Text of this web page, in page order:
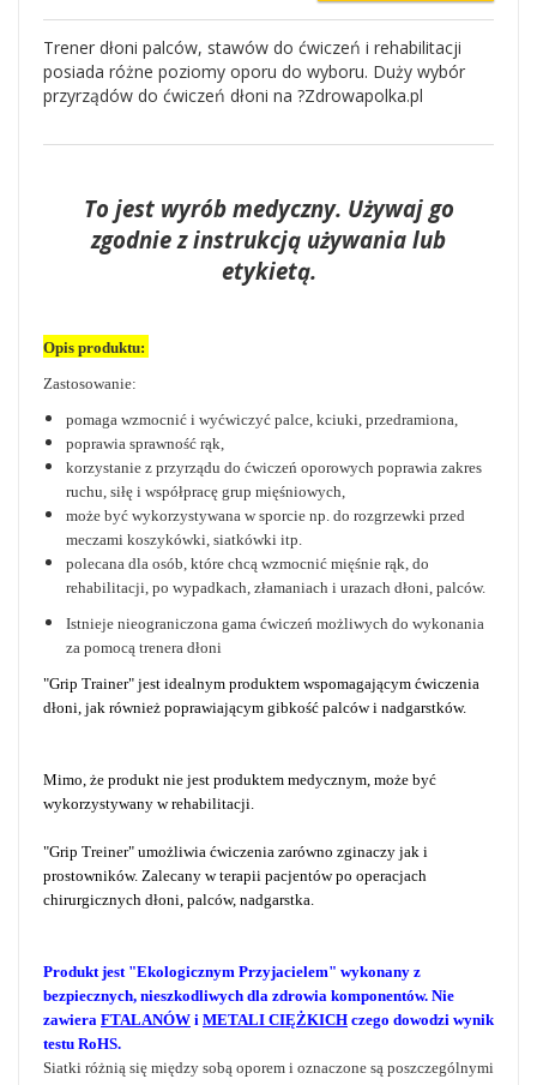
Trener dłoni palców, stawów do ćwiczeń i rehabilitacji
posiada różne poziomy oporu do wyboru. Duży wybór
przyrządów do ćwiczeń dłoni na ?Zdrowapolka.pl
To jest wyrób medyczny. Używaj go
zgodnie z instrukcją używania lub
etykietą.
Opis produktu:
Zastosowanie:
pomaga wzmocnić i wyćwiczyć palce, kciuki, przedramiona,
poprawia sprawność rąk,
korzystanie z przyrządu do ćwiczeń oporowych poprawia zakres
ruchu, siłę i współpracę grup mięśniowych,
może być wykorzystywana w sporcie np. do rozgrzewki przed
meczami koszykówki, siatkówki itp.
polecana dla osób, które chcą wzmocnić mięśnie rąk, do
rehabilitacji, po wypadkach, złamaniach i urazach dłoni, palców.
Istnieje nieograniczona gama ćwiczeń możliwych do wykonania
za pomocą trenera dłoni
"Grip Trainer" jest idealnym produktem wspomagającym ćwiczenia
dłoni, jak również poprawiającym gibkość palców i nadgarstków.
Mimo, że produkt nie jest produktem medycznym, może być
wykorzystywany w rehabilitacji.
"Grip Treiner" umożliwia ćwiczenia zarówno zginaczy jak i
prostowników. Zalecany w terapii pacjentów po operacjach
chirurgicznych dłoni, palców, nadgarstka.
Produkt jest "Ekologicznym Przyjacielem" wykonany z
bezpiecznych, nieszkodliwych dla zdrowia komponentów. Nie
zawiera FTALANÓW i METALI CIĘŻKICH czego dowodzi wynik
testu RoHS.
Siatki różnią się między sobą oporem i oznaczone są poszczególnymi